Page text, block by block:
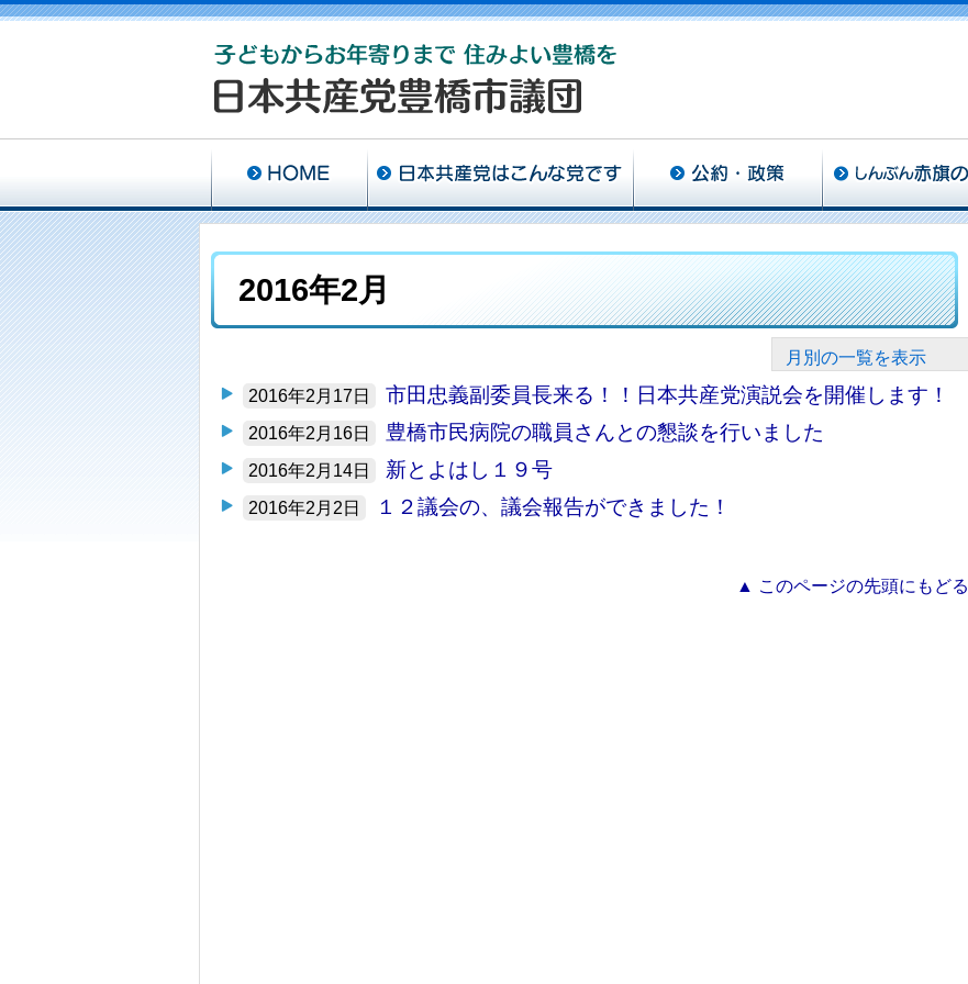
2016年2月
月別の一覧を表示
2016年2月17日 市田忠義副委員長来る！！日本共産党演説会を開催します！
2016年2月16日 豊橋市民病院の職員さんとの懇談を行いました
2016年2月14日 新とよはし１９号
2016年2月2日 １２議会の、議会報告ができました！
▲ このページの先頭にもどる